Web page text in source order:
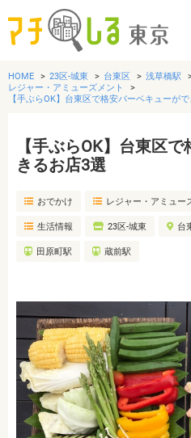
グルメ
美容・健康
生活
HOME 23区-城東 台東区 浅草橋駅
レジャー・アミューズメント
【手ぶらOK】台東区で格安バーベキューが
【手ぶらOK】台東区
きるお店3選
おでかけ レジャー・アミュー
生活情報 23区-城東 台
田原町駅 蔵前駅